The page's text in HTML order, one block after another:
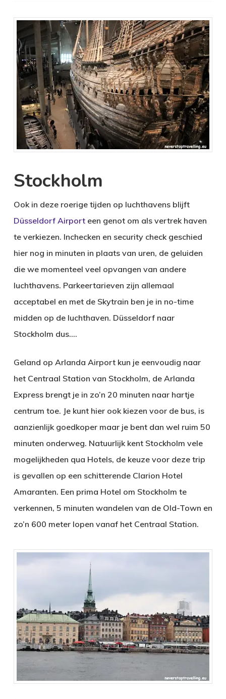
Stockholm
Ook in deze roerige tijden op luchthavens blijft
Düsseldorf Airporteen genot om als vertrek haven
te verkiezen. Inchecken en security check geschied
hier nog in minuten in plaats van uren, de geluiden
die we momenteel veel opvangen van andere
luchthavens. Parkeertarieven zijn allemaal
acceptabel en met de Skytrain ben je in no-time
midden op de luchthaven. Düsseldorf naar
Stockholm dus….
Geland op Arlanda Airport kun je eenvoudig naar
het Centraal Station van Stockholm, de Arlanda
Express brengt je in zo’n 20 minuten naar hartje
centrum toe. Je kunt hier ook kiezen voor de bus, is
aanzienlijk goedkoper maar je bent dan wel ruim 50
minuten onderweg. Natuurlijk kent Stockholm vele
mogelijkheden qua Hotels, de keuze voor deze trip
is gevallen op een schitterende Clarion Hotel
Amaranten. Een prima Hotel om Stockholm te
verkennen, 5 minuten wandelen van de Old-Town en
zo’n 600 meter lopen vanaf het Centraal Station.